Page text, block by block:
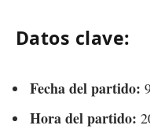
Datos clave:
Fecha del partido:
Hora del partido: